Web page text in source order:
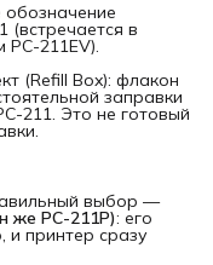
(встречается в
PC-211EV).
(Refill Box): флакон
заправки
211. Это не готовый
выбор —
же PC-211P): его
и принтер сразу